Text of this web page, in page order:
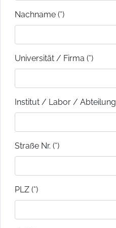
Nachname (*)
Universität / Firma (*)
Institut / Labor / Abteilung
Straße Nr. (*)
PLZ (*)